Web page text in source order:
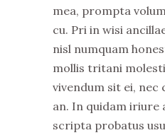
mea, prompta
cu. Pri in wisi
nisl numquam
mollis tritani
vivendum sit ei, nec
an. In quidam iriure
scripta probatus